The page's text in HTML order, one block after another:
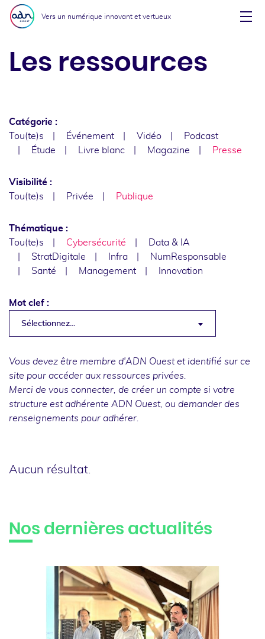
Aller au menu
Aller au contenu
Vers un numérique innovant et vertueux
Les ressources
Catégorie :
Tou(te)s
Événement Vidéo
Podcast
Étude
Livre blanc Magazine Presse
Visibilité :
Tou(te)s
Privée Publique
Thématique :
Tou(te)s
Cybersécurité
Data & IA
StratDigitale
Infra
NumResponsable
Santé
Management Innovation
Mot clef :
Sélectionnez...
Vous devez être membre d'ADN Ouest et identifié sur ce
site pour accéder aux ressources privées.
Merci de vous connecter , de créer un compte si votre
structure est adhérente ADN Ouest, ou demander des
renseignements pour adhérer.
Aucun résultat.
Nos dernières actualités